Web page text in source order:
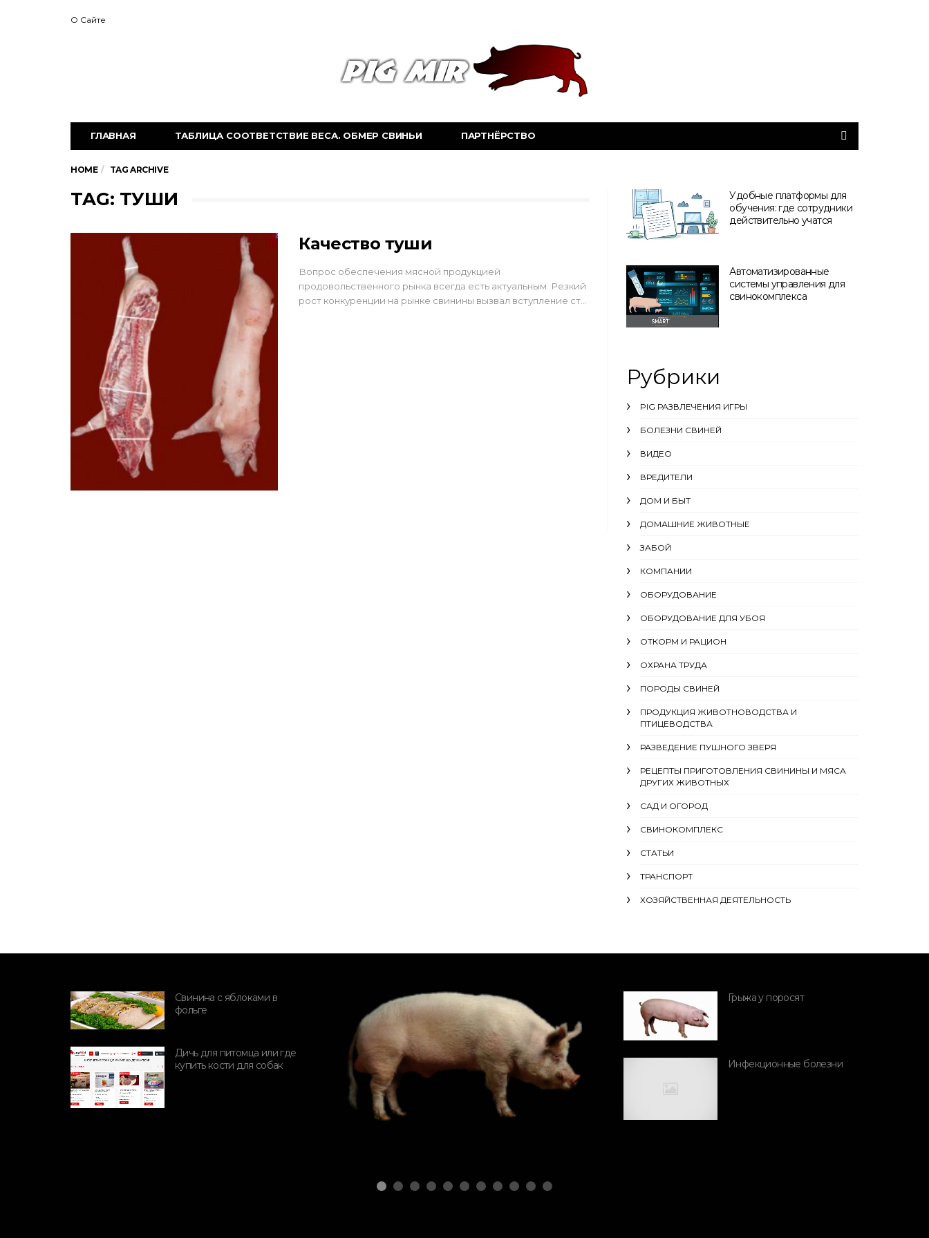
О Сайте
ГЛАВНАЯ ТАБЛИЦА СООТВЕТСТВИЕ ВЕСА. ОБМЕР СВИНЬИ ПАРТНЁРСТВО
HOME TAG ARCHIVE
TAG: ТУШИ
Качество туши
Вопрос обеспечения мясной продукцией
продовольственного рынка всегда есть актуальным. Резкий
рост конкуренции на рынке свинины вызвал вступление ст…
Удобные платформы для
обучения: где сотрудники
действительно учатся
Автоматизированные
системы управления для
свинокомплекса
Рубрики
PIG РАЗВЛЕЧЕНИЯ ИГРЫ
БОЛЕЗНИ СВИНЕЙ
ВИДЕО
ВРЕДИТЕЛИ
ДОМ И БЫТ
ДОМАШНИЕ ЖИВОТНЫЕ
ЗАБОЙ
КОМПАНИИ
ОБОРУДОВАНИЕ
ОБОРУДОВАНИЕ ДЛЯ УБОЯ
ОТКОРМ И РАЦИОН
ОХРАНА ТРУДА
ПОРОДЫ СВИНЕЙ
ПРОДУКЦИЯ ЖИВОТНОВОДСТВА И
ПТИЦЕВОДСТВА
РАЗВЕДЕНИЕ ПУШНОГО ЗВЕРЯ
РЕЦЕПТЫ ПРИГОТОВЛЕНИЯ СВИНИНЫ И МЯСА
ДРУГИХ ЖИВОТНЫХ
САД И ОГОРОД
СВИНОКОМПЛЕКС
СТАТЬИ
ТРАНСПОРТ
ХОЗЯЙСТВЕННАЯ ДЕЯТЕЛЬНОСТЬ
Свинина с яблоками в
фольге
Дичь для питомца или где
купить кости для собак
ПОРОДЫ СВИНЕЙ
Породы и
производительность
свиней
ПОРОДЫ СВИНЕЙ
Типы свиней
ПОРОДЫ СВИНЕЙ
программа
GENESUS
Грыжа у поросят
Инфекционные болезни